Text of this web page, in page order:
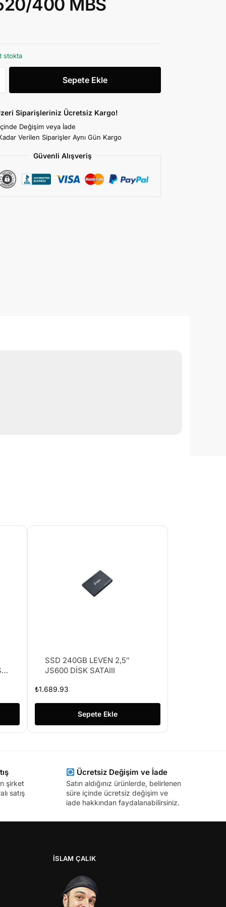
400 MBS
stokta
Sepete Ekle
Siparişleriniz Ücretsiz Kargo!
Değişim veya İade
Verilen Siparişler Aynı Gün Kargo
Güvenli Alışveriş
SSD 240GB LEVEN 2,5″
JS600 DİSK SATAIII
₺1.689.93
Sepete Ekle
şirket
satış
Ücretsiz Değişim ve İade
Satın aldığınız ürünlerde, belirlenen
süre içinde ücretsiz değişim ve
iade hakkından faydalanabilirsiniz.
İSLAM ÇALIK